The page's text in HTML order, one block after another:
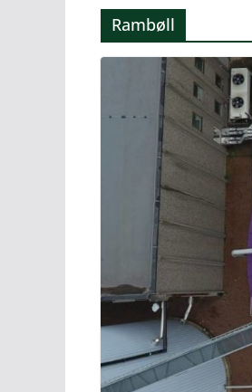
Rambøll